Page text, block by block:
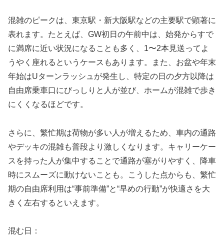
混雑のピークは、東京駅・新大阪駅などの主要駅で顕著に
表れます。たとえば、GW初日の午前中は、始発からすで
に満席に近い状況になることも多く、1〜2本見送ってよ
うやく座れるというケースもあります。また、お盆や年末
年始はUターンラッシュが発生し、特定の日の夕方以降は
自由席乗車口にびっしりと人が並び、ホームが混雑で歩き
にくくなるほどです。
さらに、繁忙期は荷物が多い人が増えるため、車内の通路
やデッキの混雑も普段より激しくなります。キャリーケー
スを持った人が集中することで通路が塞がりやすく、降車
時にスムーズに動けないことも。こうした点からも、繁忙
期の自由席利用は“事前準備”と“早めの行動”が快適さを大
きく左右するといえます。
混む日：